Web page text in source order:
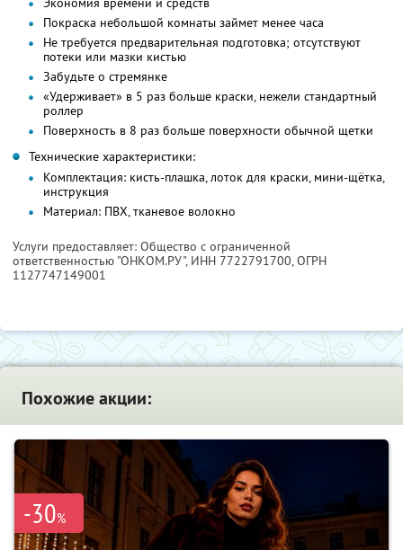
Покраска небольшой комнаты займет менее часа
Не требуется предварительная подготовка; отсутствуют
потеки или мазки кистью
Забудьте о стремянке
«Удерживает» в 5 раз больше краски, нежели стандартный
роллер
Поверхность в 8 раз больше поверхности обычной щетки
Технические характеристики:
Комплектация: кисть-плашка, лоток для краски, мини-щётка,
инструкция
Материал: ПВХ, тканевое волокно
Услуги предоставляет: Общество с ограниченной
ответственностью "ОНКОМ.РУ", ИНН 7722791700, ОГРН
1127747149001
Похожие акции:
-30%